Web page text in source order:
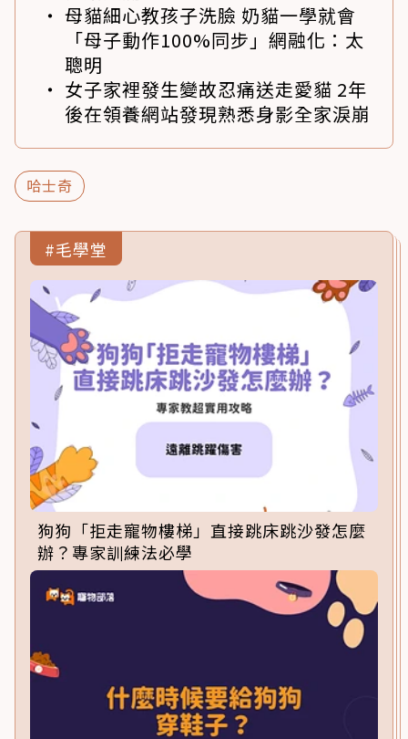
母貓細心教孩子洗臉 奶貓一學就會
「母子動作100%同步」網融化：太
聰明
女子家裡發生變故忍痛送走愛貓 2年
後在領養網站發現熟悉身影全家淚崩
哈士奇
#毛學堂
狗狗「拒走寵物樓梯」直接跳床跳沙發怎麼
辦？專家訓練法必學